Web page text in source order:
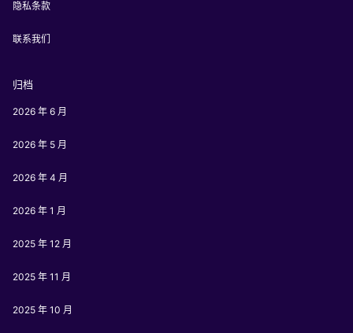
隐私条款
联系我们
归档
2026 年 6 月
2026 年 5 月
2026 年 4 月
2026 年 1 月
2025 年 12 月
2025 年 11 月
2025 年 10 月